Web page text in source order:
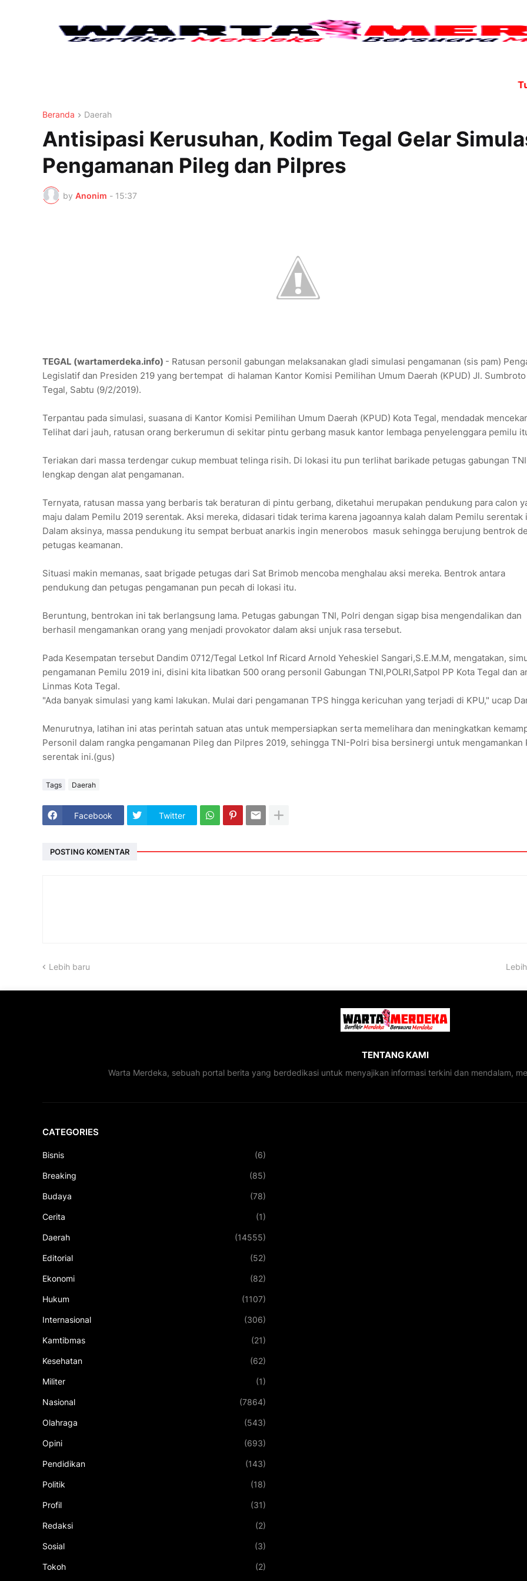
Beranda Daerah
Antisipasi Kerusuhan, Kodim Tegal Gelar
Pengamanan Pileg dan Pilpres
by Anonim - 15:37
TEGAL (wartamerdeka.info) - Ratusan personil gabungan melaksanakan gladi simulasi pengamanan (sis pam)
Legislatif dan Presiden 219 yang bertempat di halaman Kantor Komisi Pemilihan Umum Daerah (KPUD) Jl. Sumbroto
Tegal, Sabtu (9/2/2019).
Terpantau pada simulasi, suasana di Kantor Komisi Pemilihan Umum Daerah (KPUD) Kota Tegal, mendadak
Telihat dari jauh, ratusan orang berkerumun di sekitar pintu gerbang masuk kantor lembaga penyelenggara pemilu
Teriakan dari massa terdengar cukup membuat telinga risih. Di lokasi itu pun terlihat barikade petugas gabungan
lengkap dengan alat pengamanan.
Ternyata, ratusan massa yang berbaris tak beraturan di pintu gerbang, diketahui merupakan pendukung para calon
maju dalam Pemilu 2019 serentak. Aksi mereka, didasari tidak terima karena jagoannya kalah dalam Pemilu serentak
Dalam aksinya, massa pendukung itu sempat berbuat anarkis ingin menerobos masuk sehingga berujung bentrok
petugas keamanan.
Situasi makin memanas, saat brigade petugas dari Sat Brimob mencoba menghalau aksi mereka. Bentrok antara
pendukung dan petugas pengamanan pun pecah di lokasi itu.
Beruntung, bentrokan ini tak berlangsung lama. Petugas gabungan TNI, Polri dengan sigap bisa mengendalikan dan
berhasil mengamankan orang yang menjadi provokator dalam aksi unjuk rasa tersebut.
Pada Kesempatan tersebut Dandim 0712/Tegal Letkol Inf Ricard Arnold Yeheskiel Sangari,S.E.M.M, mengatakan,
pengamanan Pemilu 2019 ini, disini kita libatkan 500 orang personil Gabungan TNI,POLRI,Satpol PP Kota Tegal dan
Linmas Kota Tegal.
"Ada banyak simulasi yang kami lakukan. Mulai dari pengamanan TPS hingga kericuhan yang terjadi di KPU," ucap
Menurutnya, latihan ini atas perintah satuan atas untuk mempersiapkan serta memelihara dan meningkatkan
Personil dalam rangka pengamanan Pileg dan Pilpres 2019, sehingga TNI-Polri bisa bersinergi untuk mengamankan
serentak ini.(gus)
Tags Daerah
Facebook Twitter
POSTING KOMENTAR
Lebih baru
TENTANG KAMI
Warta Merdeka, sebuah portal berita yang berdedikasi untuk menyajikan informasi terkini dan mendalam,
CATEGORIES
Bisnis (6)
Breaking (85)
Budaya (78)
Cerita (1)
Daerah (14555)
Editorial (52)
Ekonomi (82)
Hukum (1107)
Internasional (306)
Kamtibmas (21)
Kesehatan (62)
Militer (1)
Nasional (7864)
Olahraga (543)
Opini (693)
Pendidikan (143)
Politik (18)
Profil (31)
Redaksi (2)
Sosial (3)
Tokoh (2)